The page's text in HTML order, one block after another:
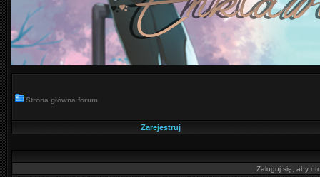
Strona główna forum
Zarejestruj
Zaloguj się, aby